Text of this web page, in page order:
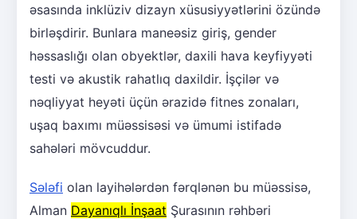
əsasında inklüziv dizayn xüsusiyyətlərini özündə
birləşdirir. Bunlara maneəsiz giriş, gender
həssaslığı olan obyektlər, daxili hava keyfiyyəti
testi və akustik rahatlıq daxildir. İşçilər və
nəqliyyat heyəti üçün ərazidə fitnes zonaları,
uşaq baxımı müəssisəsi və ümumi istifadə
sahələri mövcuddur.
Sələfi olan layihələrdən fərqlənən bu müəssisə,
Alman Dayanıqlı İnşaat Şurasının rəhbəri